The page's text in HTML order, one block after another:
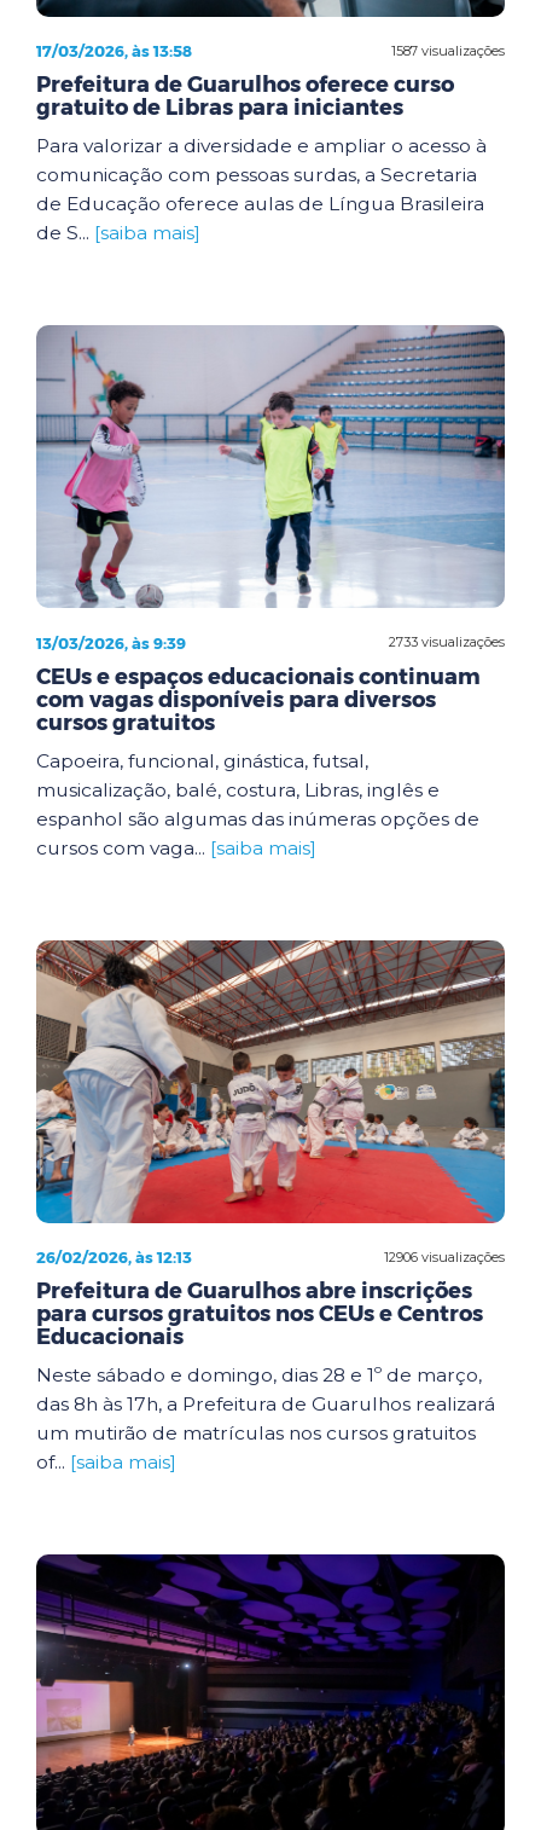
1587 visualizações
17/03/2026, às 13:58
Prefeitura de Guarulhos oferece curso
gratuito de Libras para iniciantes
Para valorizar a diversidade e ampliar o acesso à
comunicação com pessoas surdas, a Secretaria
de Educação oferece aulas de Língua Brasileira
de S... [saiba mais]
2733 visualizações
13/03/2026, às 9:39
CEUs e espaços educacionais continuam
com vagas disponíveis para diversos
cursos gratuitos
Capoeira, funcional, ginástica, futsal,
musicalização, balé, costura, Libras, inglês e
espanhol são algumas das inúmeras opções de
cursos com vaga... [saiba mais]
12906 visualizações
26/02/2026, às 12:13
Prefeitura de Guarulhos abre inscrições
para cursos gratuitos nos CEUs e Centros
Educacionais
Neste sábado e domingo, dias 28 e 1º de março,
das 8h às 17h, a Prefeitura de Guarulhos realizará
um mutirão de matrículas nos cursos gratuitos
of... [saiba mais]